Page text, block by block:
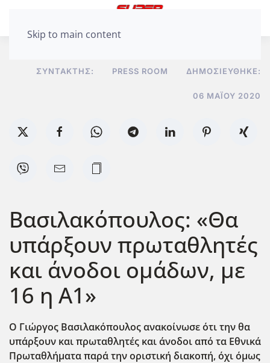
Skip to main content
ΣΥΝΤΆΚΤΗΣ: PRESS ROOM ΔΗΜΟΣΙΕΎΘΗΚΕ:
06 ΜΑΪ́ΟΥ 2020
Βασιλακόπουλος: «Θα
υπάρξουν πρωταθλητές
και άνοδοι ομάδων, με
16 η Α1»
Ο Γιώργος Βασιλακόπουλος ανακοίνωσε ότι την θα
υπάρξουν και πρωταθλητές και άνοδοι από τα Εθνικά
Πρωταθλήματα παρά την οριστική διακοπή, όχι όμως